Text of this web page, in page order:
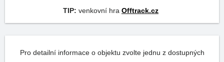
TIP: venkovní hra Offtrack.cz
Pro detailní informace o objektu zvolte jednu z dostupných